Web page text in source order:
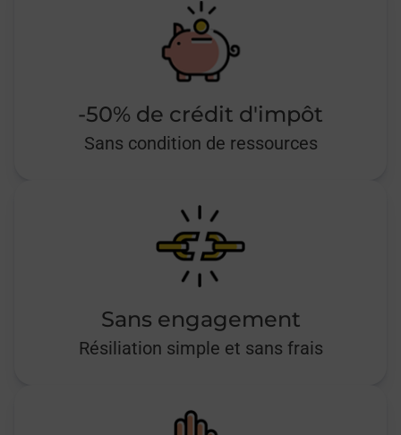
-50% de crédit d'impôt
Sans condition de ressources
Sans engagement
Résiliation simple et sans frais